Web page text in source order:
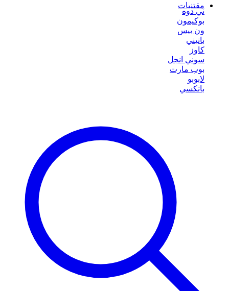
مقتنيات
ني دوه
بوكيمون
ون بيس
بانيني
كاوز
سوني انجل
بوب مارت
لابوبو
بانكسي